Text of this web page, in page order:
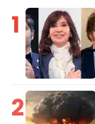
1
2